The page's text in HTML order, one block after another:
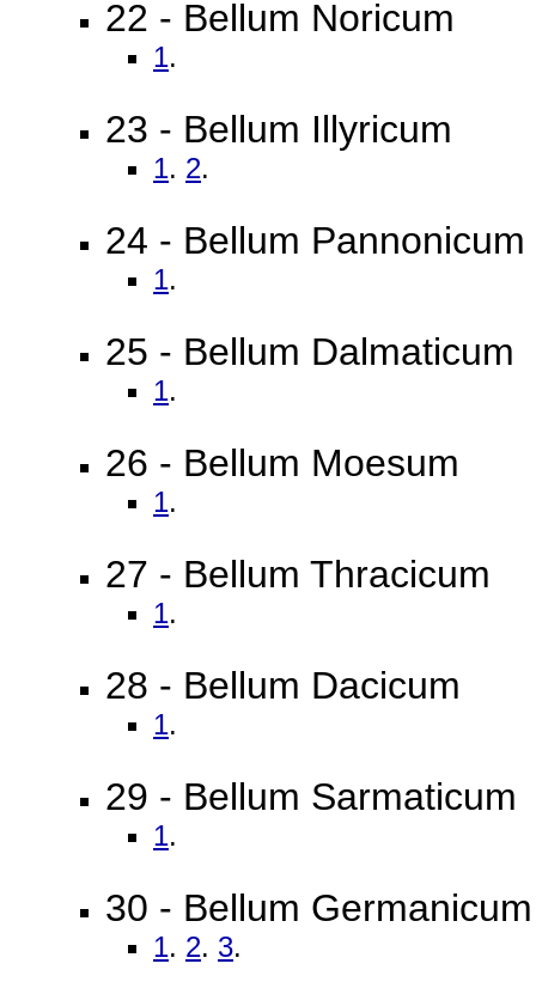
22 - Bellum Noricum
1.
23 - Bellum Illyricum
1. 2.
24 - Bellum Pannonicum
1.
25 - Bellum Dalmaticum
1.
26 - Bellum Moesum
1.
27 - Bellum Thracicum
1.
28 - Bellum Dacicum
1.
29 - Bellum Sarmaticum
1.
30 - Bellum Germanicum
1. 2. 3.